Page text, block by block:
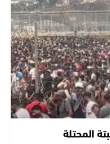
المحتلة